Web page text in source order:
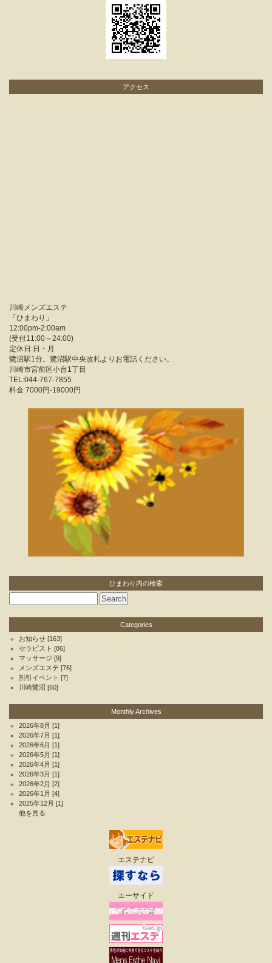
アクセス
川崎メンズエステ
「ひまわり 」
12:00pm-2:00am
(受付11:00～24:00)
定休日:日・月
鷺沼駅1分。鷺沼駅中央改札よりお電話ください。
川崎市宮前区小台1丁目
TEL:044-767-7855
料金 7000円-19000円
ひまわり内の検索
Categories
お知らせ [163]
セラピスト [86]
マッサージ [9]
メンズエステ [76]
割引イベント [7]
川崎鷺沼 [60]
Monthly Archives
2026年8月 [1]
2026年7月 [1]
2026年6月 [1]
2026年5月 [1]
2026年4月 [1]
2026年3月 [1]
2026年2月 [2]
2026年1月 [4]
2025年12月 [1]
他を見る
エステナビ
エーサイド